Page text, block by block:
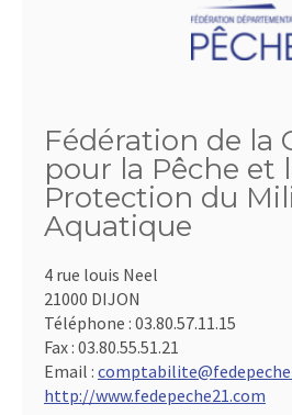
Fédération de la
pour la Pêche et
Protection du
Aquatique
4 rue louis Neel
21000 DIJON
Téléphone : 03.80.57.11.15
Fax : 03.80.55.51.21
Email :
http://www.fedepeche21.com